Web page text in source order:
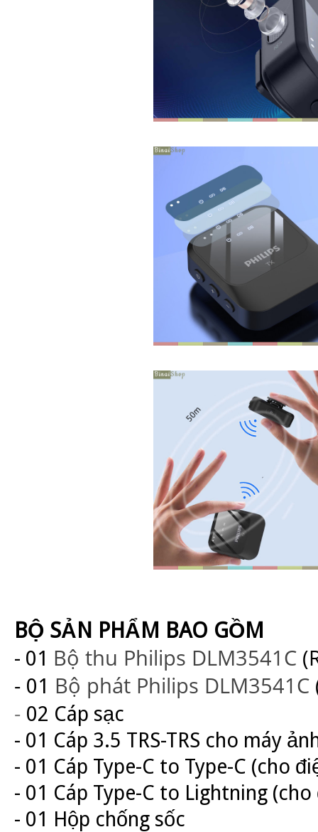
BỘ SẢN PHẨM BAO GỒM
- 01 Bộ thu Philips DLM3541C
- 01 Bộ phát Philips DLM3541C
- 02 Cáp sạc
- 01 Cáp 3.5 TRS-TRS cho máy
- 01 Cáp Type-C to Type-C (cho
- 01 Cáp Type-C to Lightning
- 01 Hộp chống sốc